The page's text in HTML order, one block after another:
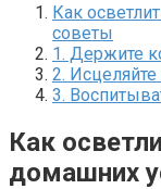
Как
советы
1. Держите
2. Исцеляйте
3.
Как
домашних